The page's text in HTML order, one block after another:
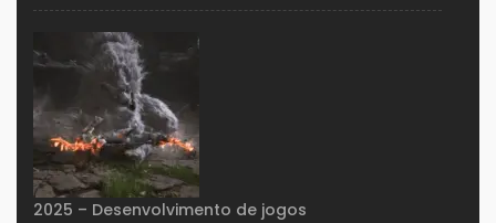
2025 – Desenvolvimento de jogos